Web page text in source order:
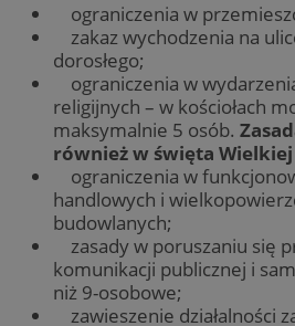
ograniczenia w
zakaz wychodzenia na
dorosłego;
ograniczenia w
religijnych – w kościołach
maksymalnie 5 osób.
również w święta
ograniczenia w
handlowych i
budowlanych;
zasady w poruszaniu się
komunikacji publicznej i
niż 9-osobowe;
zawieszenie działalności